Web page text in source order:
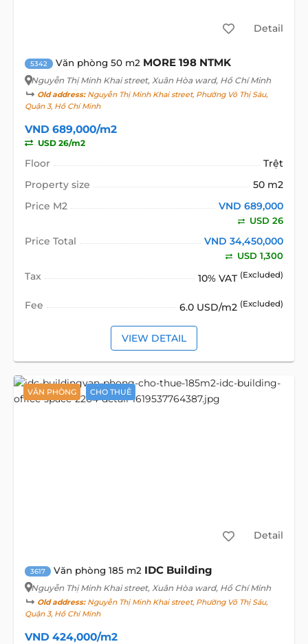
Detail
5342 Văn phòng 50 m2 MORE 198 NTMK
Nguyễn Thị Minh Khai street, Xuân Hòa ward, Hồ Chí Minh
Old address:Nguyễn Thị Minh Khai street, Phường Võ Thị Sáu,
Quận 3, Hồ Chí Minh
VND 689,000/m2
USD 26/m2
Floor
Trệt
Property size
50 m2
Price M2
VND 689,000
USD 26
Price Total VND 34,450,000
USD 1,300
Tax 10% VAT (Excluded)
Fee 6.0 USD/m2 (Excluded)
VIEW DETAIL
VĂN PHÒNG CHO THUÊ
Detail
3617 Văn phòng 185 m2 IDC Building
Nguyễn Thị Minh Khai street, Xuân Hòa ward, Hồ Chí Minh
Old address:Nguyễn Thị Minh Khai street, Phường Võ Thị Sáu,
Quận 3, Hồ Chí Minh
VND 424,000/m2